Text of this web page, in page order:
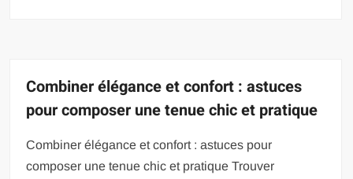
Combiner élégance et confort : astuces
pour composer une tenue chic et pratique
Combiner élégance et confort : astuces pour
composer une tenue chic et pratique Trouver